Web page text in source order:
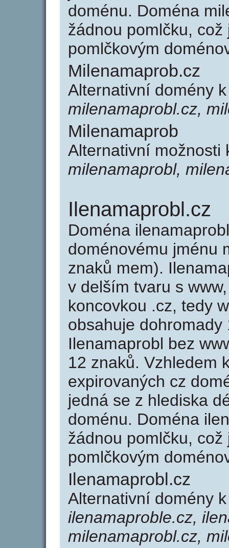
doménu. Doména
žádnou pomlčku,
pomlčkovým
Milenamaprob.cz
Alternativní domény
milenamaprobl.cz,
Milenamaprob
Alternativní možnosti
milenamaprobl,
Ilenamaprobl.cz
Doména
doménovému jménu
znaků mem).
v delším tvaru s
koncovkou .cz, tedy
obsahuje
Ilenamaprobl bez
12 znaků. Vzhledem
expirovaných cz
jedná se z hlediska
doménu. Doména
žádnou pomlčku,
pomlčkovým
Ilenamaprobl.cz
Alternativní domény
ilenamaproble.cz,
milenamaprobl.cz,